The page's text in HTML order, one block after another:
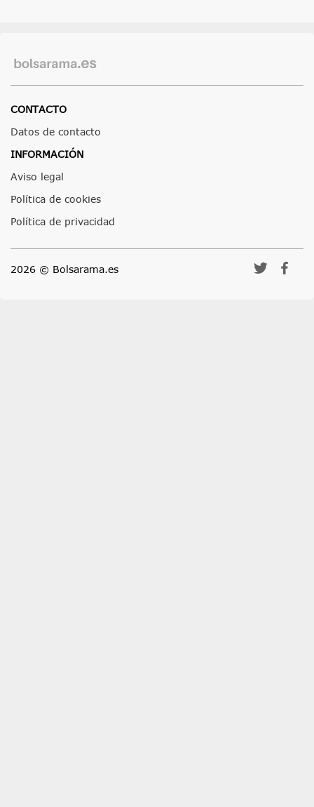
CONTACTO
Datos de contacto
INFORMACIÓN
Aviso legal
Política de cookies
Política de privacidad
2026 © Bolsarama.es